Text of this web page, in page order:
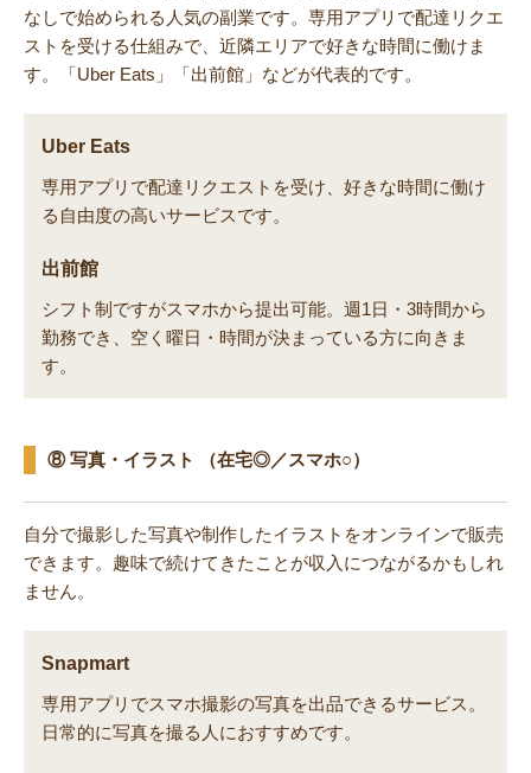
なしで始められる人気の副業です。専用アプリで配達リクエ
ストを受ける仕組みで、近隣エリアで好きな時間に働けま
す。「Uber Eats」「出前館」などが代表的です。
Uber Eats
専用アプリで配達リクエストを受け、好きな時間に働け
る自由度の高いサービスです。
出前館
シフト制ですがスマホから提出可能。週1日・3時間から
勤務でき、空く曜日・時間が決まっている方に向きま
す。
⑧ 写真・イラスト （在宅◎／スマホ○）
自分で撮影した写真や制作したイラストをオンラインで販売
できます。趣味で続けてきたことが収入につながるかもしれ
ません。
Snapmart
専用アプリでスマホ撮影の写真を出品できるサービス。
日常的に写真を撮る人におすすめです。